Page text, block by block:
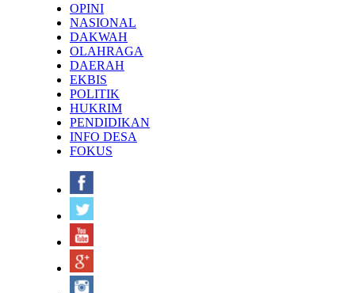
OPINI
NASIONAL
DAKWAH
OLAHRAGA
DAERAH
EKBIS
POLITIK
HUKRIM
PENDIDIKAN
INFO DESA
FOKUS